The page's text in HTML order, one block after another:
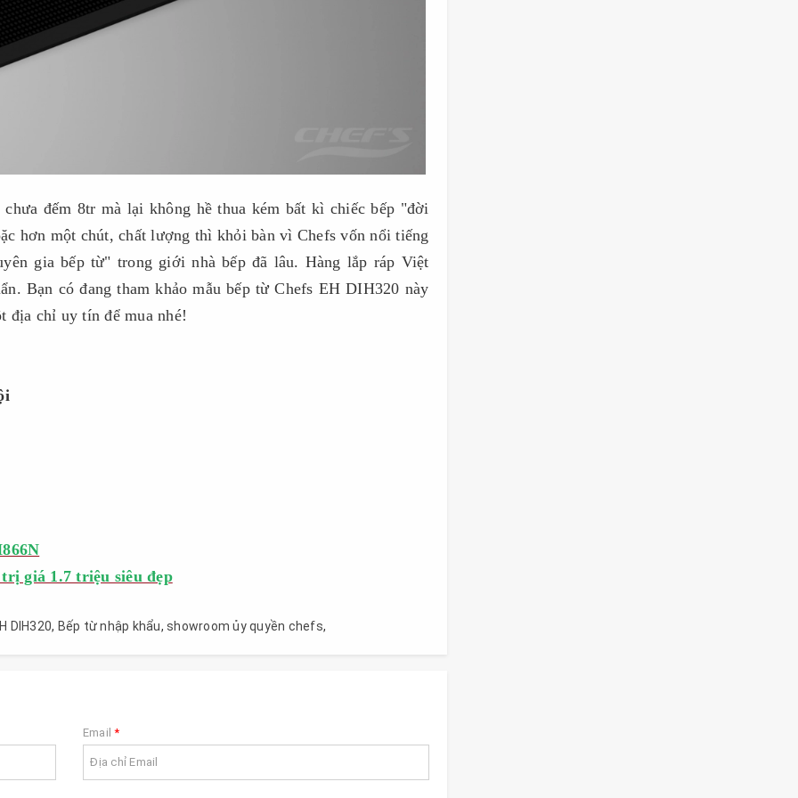
đếm 8tr mà lại không hề thua kém bất kì chiếc bếp "đời
hơn một chút, chất lượng thì khỏi bàn vì Chefs vốn nổi tiếng
gia bếp từ" trong giới nhà bếp đã lâu. Hàng lắp ráp Việt
Bạn có đang tham khảo mẫu bếp từ Chefs EH DIH320 này
địa chỉ uy tín để mua nhé!
giá 1.7 triệu siêu đẹp
DIH320, Bếp từ nhập khẩu, showroom ủy quyền chefs,
Email*